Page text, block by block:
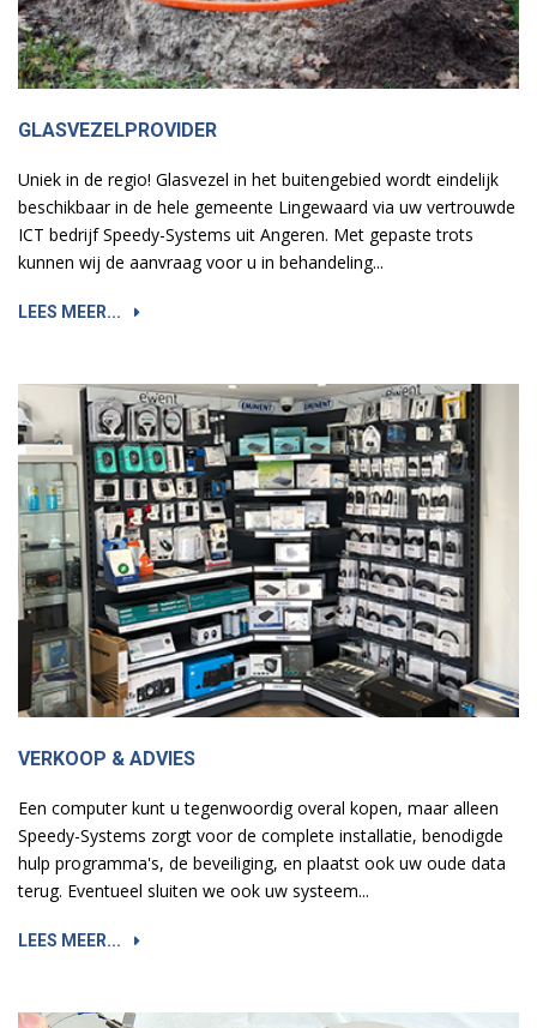
GLASVEZELPROVIDER
Uniek in de regio! Glasvezel in het buitengebied wordt eindelijk
beschikbaar in de hele gemeente Lingewaard via uw vertrouwde
ICT bedrijf Speedy-Systems uit Angeren. Met gepaste trots
kunnen wij de aanvraag voor u in behandeling...
LEES MEER...
VERKOOP & ADVIES
Een computer kunt u tegenwoordig overal kopen, maar alleen
Speedy-Systems zorgt voor de complete installatie, benodigde
hulp programma's, de beveiliging, en plaatst ook uw oude data
terug. Eventueel sluiten we ook uw systeem...
LEES MEER...